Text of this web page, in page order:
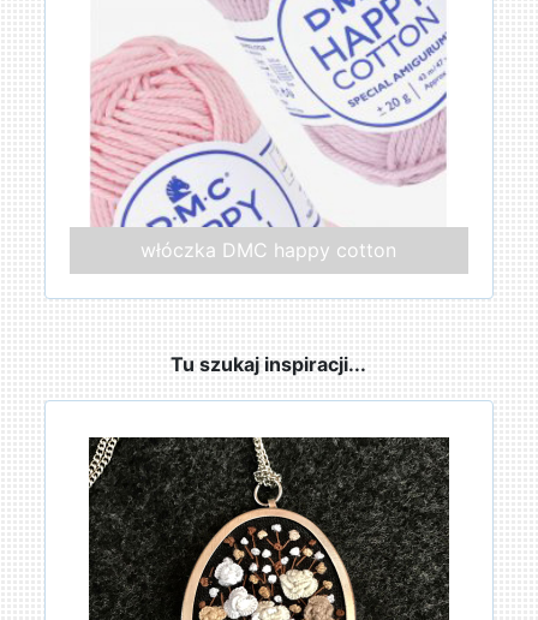
włóczka DMC happy cotton
Tu szukaj inspiracji...